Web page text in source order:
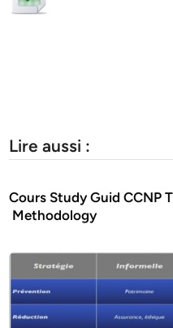
Lire aussi :
Cours Study Guid CCNP
Methodology